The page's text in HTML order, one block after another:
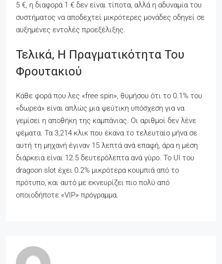
5 €, η διαφορά 1 € δεν είναι τίποτα, αλλά η αδυναμία του
συστήματος να αποδεχτεί μικρότερες μονάδες οδηγεί σε
αυξημένες εντολές προεξέλιξης.
Τελικά, Η Πραγματικότητα Του
Φρουτακιού
Κάθε φορά που λες «free spin», θυμήσου ότι το 0.1% του
«δωρεά» είναι απλώς μια ψεύτικη υπόσχεση για να
γεμίσει η αποθήκη της καμπάνιας. Οι αριθμοί δεν λένε
ψέματα. Τα 3,214 κλικ που έκανα το τελευταίο μήνα σε
αυτή τη μηχανή έγιναν 15 λεπτά ανά επαφή, άρα η μέση
διάρκεια είναι 12.5 δευτερόλεπτα ανά γύρο. Το UI του
dragoon slot έχει 0.2% μικρότερα κουμπιά από το
πρότυπο, και αυτό με εκνευρίζει πιο πολύ από
οποιοδήποτε «VIP» πρόγραμμα.